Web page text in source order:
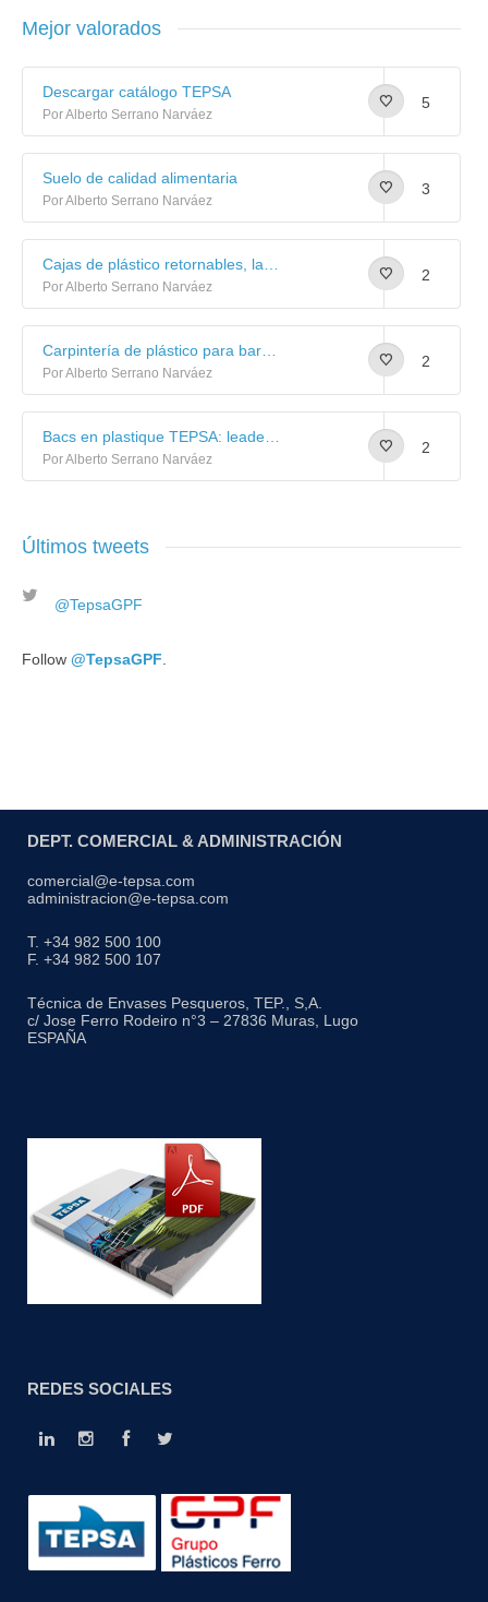
Mejor valorados
Descargar catálogo TEPSA
Por Alberto Serrano Narváez
5
Suelo de calidad alimentaria
Por Alberto Serrano Narváez
3
Cajas de plástico retornables, las más sostenibles
Por Alberto Serrano Narváez
2
Carpintería de plástico para barcos de cerco: galería de imágenes
Por Alberto Serrano Narváez
2
Bacs en plastique TEPSA: leaders dans le secteur de la pêche.
Por Alberto Serrano Narváez
2
Últimos tweets
@TepsaGPF
Follow @TepsaGPF.
DEPT. COMERCIAL & ADMINISTRACIÓN
comercial@e-tepsa.com
administracion@e-tepsa.com
T. +34 982 500 100
F. +34 982 500 107
Técnica de Envases Pesqueros, TEP., S,A.
c/ Jose Ferro Rodeiro n°3 – 27836 Muras, Lugo
ESPAÑA
REDES SOCIALES